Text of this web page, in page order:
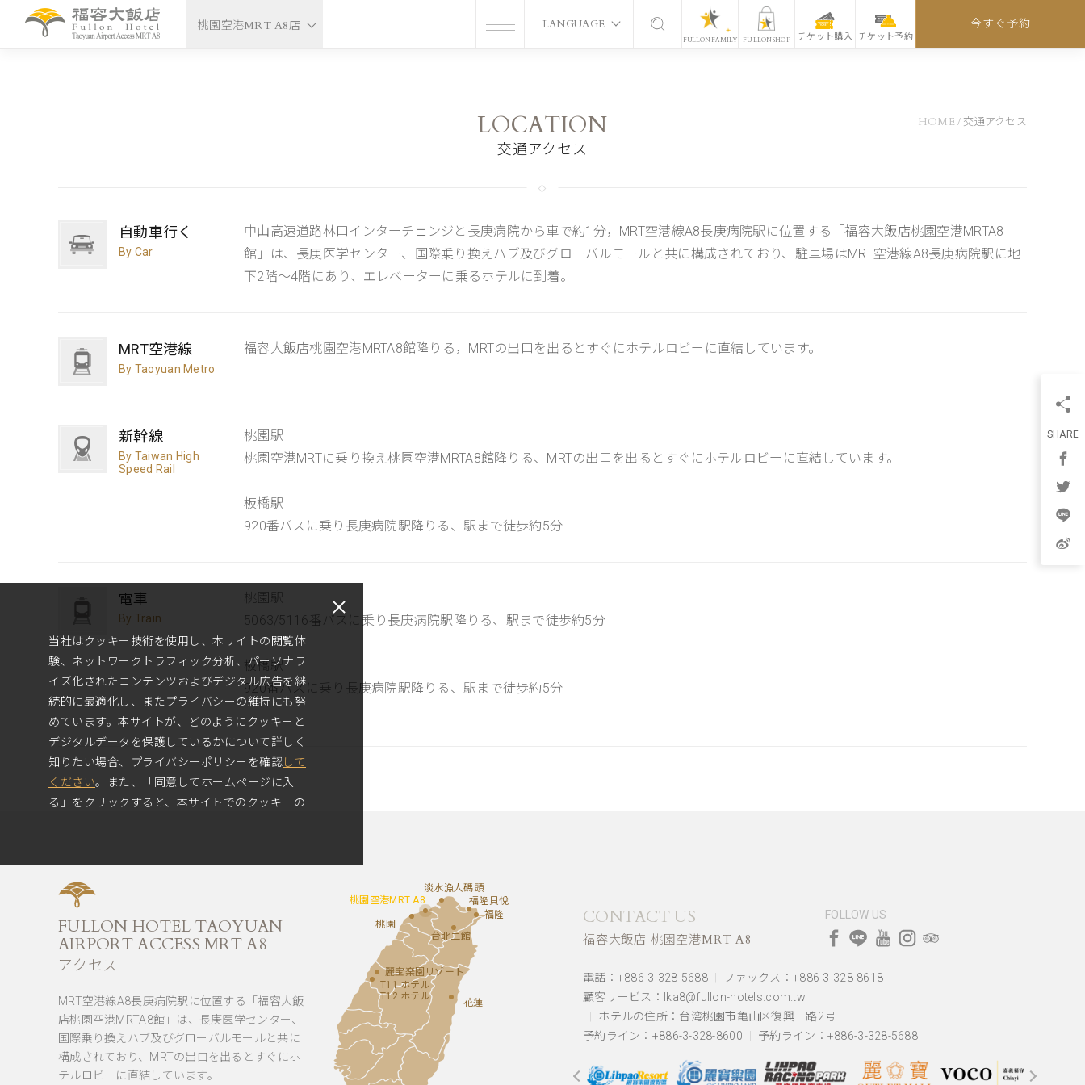
桃園空港MRT A8店 LANGUAGE
FULLON FAMILY FULLONSHOP チケット購入 チケット予約
今すぐ予約
LOCATION
交通アクセス
HOME/ 交通アクセス
自動車行く
By Car
中山高速道路林口インターチェンジと長庚病院から車で約1分，MRT空港線A8長庚病院駅に位置する「福容大飯店桃園空港MRTA8
館」は、長庚医学センター、国際乗り換えハブ及びグローバルモールと共に構成されており、駐車場はMRT空港線A8長庚病院駅に地
下2階〜4階にあり、エレベーターに乗るホテルに到着。
MRT空港線
By Taoyuan Metro
福容大飯店桃園空港MRTA8館降りる，MRTの出口を出るとすぐにホテルロビーに直結しています。
新幹線
By Taiwan High
Speed Rail
桃園駅
桃園空港MRTに乗り換え桃園空港MRTA8館降りる、MRTの出口を出るとすぐにホテルロビーに直結しています。
板橋駅
920番バスに乗り長庚病院駅降りる、駅まで徒歩約5分
電車
By Train
桃園駅
5063/5116番バスに乗り長庚病院駅降りる、駅まで徒歩約5分
板橋駅
920番バスに乗り長庚病院駅降りる、駅まで徒歩約5分
SHARE
FULLON HOTEL TAOYUAN
AIRPORT ACCESS MRT A8
アクセス
MRT空港線A8長庚病院駅に位置する「福容大飯
店桃園空港MRTA8館」は、長庚医学センター、
国際乗り換えハブ及びグローバルモールと共に
構成されており、MRTの出口を出るとすぐにホ
テルロビーに直結しています。
淡水漁人碼頭
麗宝楽園リゾート
T11 ホテル
T12 ホテル
花蓮
福隆
台北二館
桃園空港MRT A8
桃園
福隆貝悅
CONTACT US
福容大飯店 桃園空港MRT A8
FOLLOW US
電話：+886-3-328-5688
ファックス：+886-3-328-8618
顧客サービス：lka8@fullon-hotels.com.tw
ホテルの住所： 台湾桃園市亀山区復興一路2号
予約ライン：+886-3-328-8600
予約ライン：+886-3-328-5688
当社はクッキー技術を使用し、本サイトの閲覧体
験、ネットワークトラフィック分析、パーソナラ
イズ化されたコンテンツおよびデジタル広告を継
続的に最適化し、またプライバシーの維持にも努
めています。本サイトが、どのようにクッキーと
デジタルデータを保護しているかについて詳しく
知りたい場合、プライバシーポリシーを確認して
ください。また、「同意してホームページに入
る」をクリックすると、本サイトでのクッキーの
同意してホームページに入る